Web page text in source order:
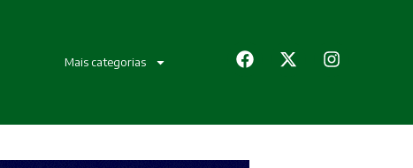
Mais categorias